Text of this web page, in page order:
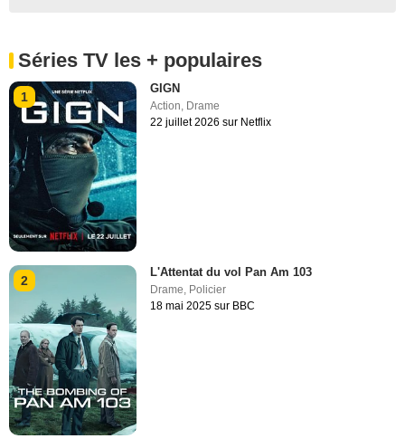
Séries TV les + populaires
1
GIGN
Action Drame
22 juillet 2026 sur Netflix
2
L'Attentat du vol Pan Am 103
Drame, Policier
18 mai 2025 sur BBC